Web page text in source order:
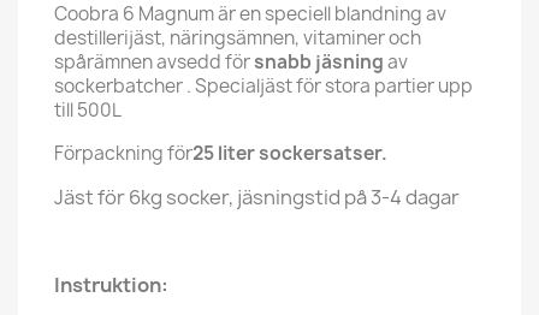
Coobra 6 Magnum är en speciell blandning av
destillerijäst, näringsämnen, vitaminer och
spårämnen avsedd försnabb jäsningav
sockerbatcher . Specialjäst för stora partier upp
till 500L
Förpackning för25 liter sockersatser.
Jäst för 6kg socker, jäsningstid på 3-4 dagar
Instruktion: